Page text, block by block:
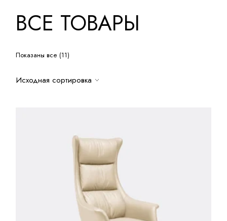
ВСЕ ТОВАРЫ
Показаны все (11)
Исходная сортировка